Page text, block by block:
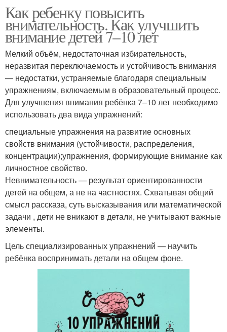
Как ребенку повысить
внимательность. Как улучшить
внимание детей 7–10 лет
Мелкий объём, недостаточная избирательность,
неразвитая переключаемость и устойчивость внимания
— недостатки, устраняемые благодаря специальным
упражнениям, включаемым в образовательный процесс.
Для улучшения внимания ребёнка 7–10 лет необходимо
использовать два вида упражнений:
специальные упражнения на развитие основных
свойств внимания (устойчивости, распределения,
концентрации);упражнения, формирующие внимание как
личностное свойство.
Невнимательность — результат ориентированности
детей на общем, а не на частностях. Схватывая общий
смысл рассказа, суть высказывания или математической
задачи , дети не вникают в детали, не учитывают важные
элементы.
Цель специализированных упражнений — научить
ребёнка воспринимать детали на общем фоне.